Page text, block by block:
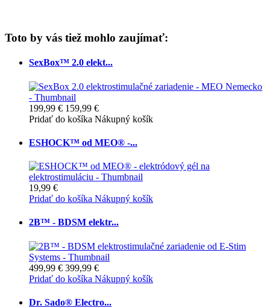
Toto by vás tiež mohlo zaujímať:
SexBox™ 2.0 elekt...
199,99 € 159,99 €
Pridať do košíka Nákupný košík
ESHOCK™ od MEO® -...
19,99 €
Pridať do košíka Nákupný košík
2B™ - BDSM elektr...
499,99 € 399,99 €
Pridať do košíka Nákupný košík
Dr. Sado® Electro...